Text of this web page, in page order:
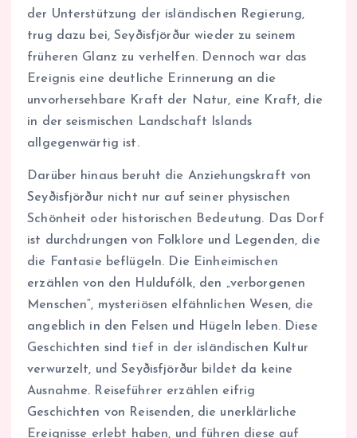
der Unterstützung der isländischen Regierung,
trug dazu bei, Seyðisfjörður wieder zu seinem
früheren Glanz zu verhelfen. Dennoch war das
Ereignis eine deutliche Erinnerung an die
unvorhersehbare Kraft der Natur, eine Kraft, die
in der seismischen Landschaft Islands
allgegenwärtig ist.
Darüber hinaus beruht die Anziehungskraft von
Seyðisfjörður nicht nur auf seiner physischen
Schönheit oder historischen Bedeutung. Das Dorf
ist durchdrungen von Folklore und Legenden, die
die Fantasie beflügeln. Die Einheimischen
erzählen von den Huldufólk, den „verborgenen
Menschen“, mysteriösen elfähnlichen Wesen, die
angeblich in den Felsen und Hügeln leben. Diese
Geschichten sind tief in der isländischen Kultur
verwurzelt, und Seyðisfjörður bildet da keine
Ausnahme. Reiseführer erzählen eifrig
Geschichten von Reisenden, die unerklärliche
Ereignisse erlebt haben, und führen diese auf